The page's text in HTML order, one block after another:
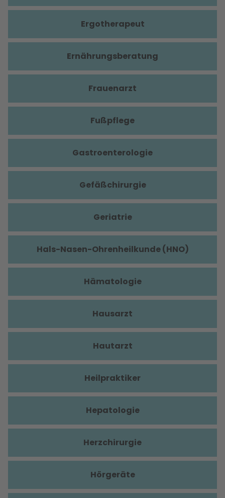
Ergotherapeut
Ernährungsberatung
Frauenarzt
Fußpflege
Gastroenterologie
Gefäßchirurgie
Geriatrie
Hals-Nasen-Ohrenheilkunde (HNO)
Hämatologie
Hausarzt
Hautarzt
Heilpraktiker
Hepatologie
Herzchirurgie
Hörgeräte